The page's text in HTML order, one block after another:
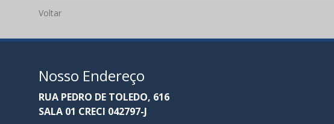
Voltar
Nosso Endereço
RUA PEDRO DE TOLEDO, 616
SALA 01 CRECI 042797-J